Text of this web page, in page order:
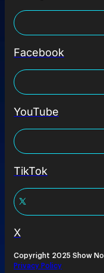
Facebook
YouTube
TikTok
X
Copyright 2025 Show
Privacy Policy